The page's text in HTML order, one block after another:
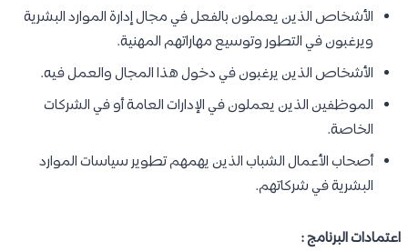
الأشخاص الذين يعملون بالفعل في مجال إدارة الموارد البشرية
ويرغبون في التطور وتوسيع مهاراتهم المهنية.
الأشخاص الذين يرغبون في دخول هذا المجال والعمل فيه.
الموظفين الذين يعملون في الإدارات العامة أو في الشركات
الخاصة.
أصحاب الأعمال الشباب الذين يهمهم تطوير سياسات الموارد
البشرية في شركاتهم.
اعتمادات البرنامج :